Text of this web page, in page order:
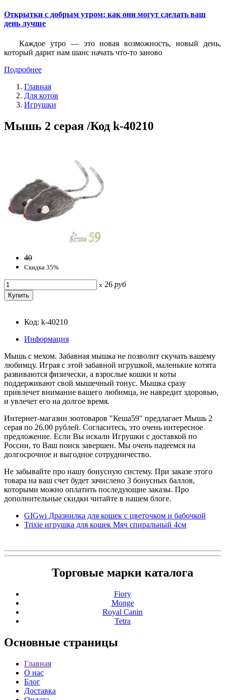
Открытки с добрым утром: как они могут сделать ваш
день лучше
Каждое утро — это новая возможность, новый день,
который дарит нам шанс начать что-то заново
Подробнее
Главная
Для котов
Игрушки
Мышь 2 серая /Код k-40210
40
Скидка 35%
x 26 руб
Код: k-40210
Информация
Мышь с мехом. Забавная мышка не позволит скучать вашему
любимцу. Играя с этой забавной игрушкой, маленькие котята
развиваются физически, а взрослые кошки и коты
поддерживают свой мышечный тонус. Мышка сразу
привлечет внимание вашего любимца, не навредит здоровью,
и увлечет его на долгое время.
Интернет-магазин зоотоваров "Кеша59" предлагает Мышь 2
серая по 26.00 рублей. Согласитесь, это очень интересное
предложение. Если Вы искали Игрушки с доставкой по
России, то Ваш поиск завершен. Мы очень надеемся на
долгосрочное и выгодное сотрудничество.
Не забывайте про нашу бонусную систему. При заказе этого
товара на ваш счет будет зачислено 3 бонусных баллов,
которыми можно оплатить последующие заказы. Про
дополнительные скидки читайте в нашем блоге.
GIGwi Дразнилка для кошек с цветочком и бабочкой
Trixie игрушка для кошек Мяч спиральный 4см
Торговые марки каталога
Fiory
Monge
Royal Canin
Tetra
Основные страницы
Главная
О нас
Блог
Доставка